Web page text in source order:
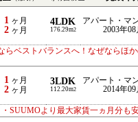
1 ヶ月
2ヶ月
4LDK
176.29m2
アパート・マ
2003年08
ベストバランスへ！なぜならほ
1 ヶ月
2ヶ月
3LDK
112.20m2
アパート・マ
2014年09
より最大家賃一ヵ月分も